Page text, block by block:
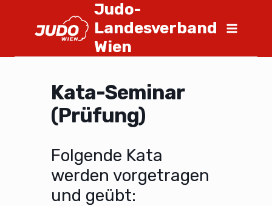
Judo-
Landesverband
Wien
Kata-Seminar
(Prüfung)
Folgende Kata
werden vorgetragen
und geübt: